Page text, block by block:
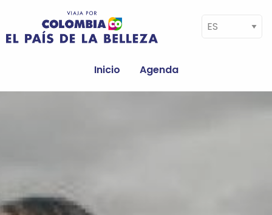
Inicio Agenda
Select your language